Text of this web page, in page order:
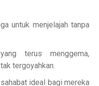
untuk menjelajah tanpa
terus menggema,
tergoyahkan.
ideal bagi mereka